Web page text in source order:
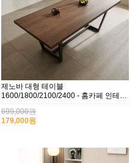
제노바 대형 테이블
1600/1800/2100/2400 - 홈카페 인테리
699,000원
179,000원